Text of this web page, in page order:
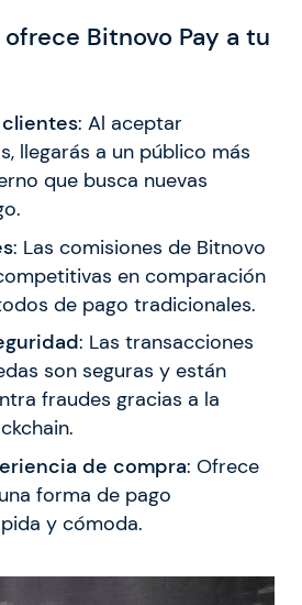
Bitnovo Pay a tu
: Al aceptar
llegarás a un público más
que busca nuevas
: Las comisiones de Bitnovo
en comparación
de pago tradicionales.
: Las transacciones
son seguras y están
fraudes gracias a la
de compra: Ofrece
forma de pago
y cómoda.